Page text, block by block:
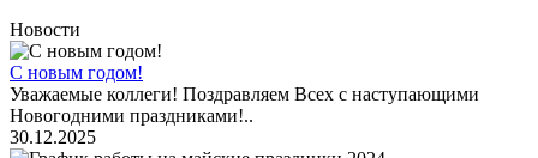
Новости
С новым годом!
Уважаемые коллеги! Поздравляем Всех с наступающими
Новогодними праздниками!..
30.12.2025